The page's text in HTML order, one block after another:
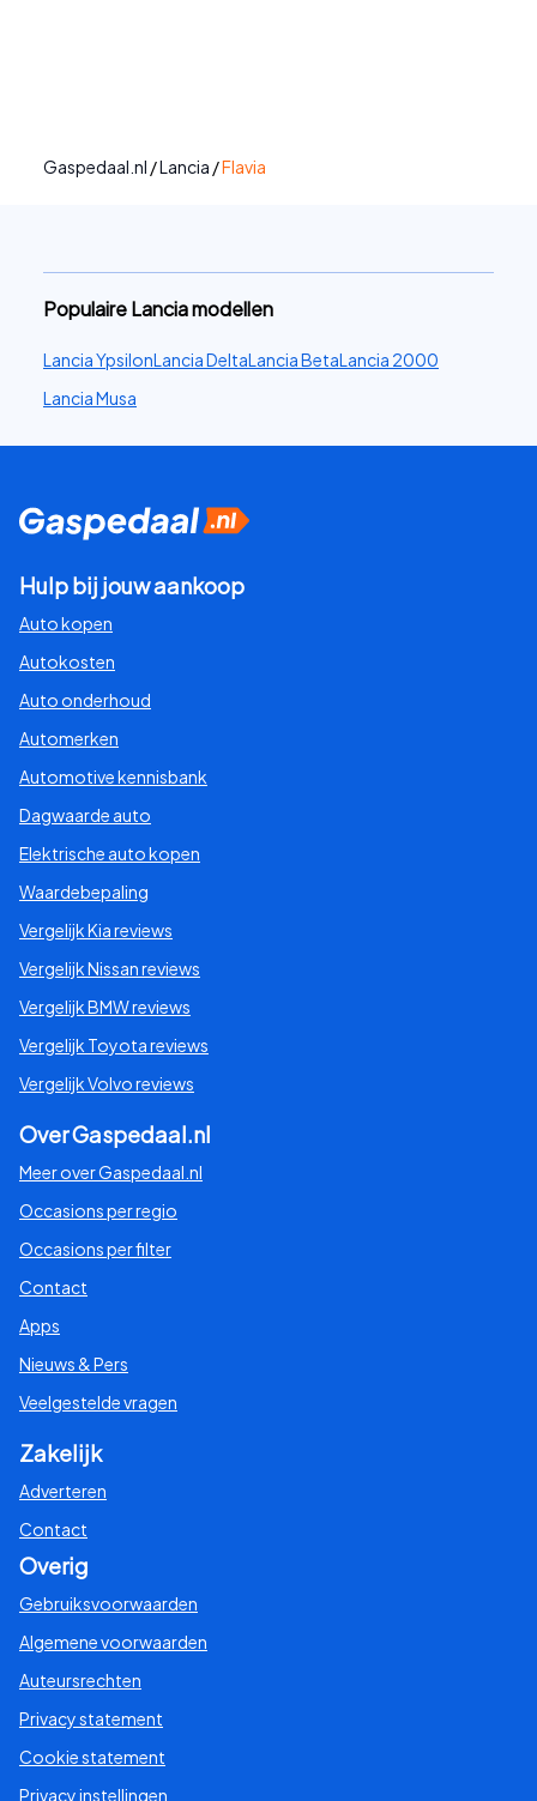
Gaspedaal.nl /Lancia /Flavia
Populaire Lancia modellen
Lancia YpsilonLancia DeltaLancia BetaLancia 2000
Lancia Musa
Hulp bij jouw aankoop
Auto kopen
Autokosten
Auto onderhoud
Automerken
Automotive kennisbank
Dagwaarde auto
Elektrische auto kopen
Waardebepaling
Vergelijk Kia reviews
Vergelijk Nissan reviews
Vergelijk BMW reviews
Vergelijk Toyota reviews
Vergelijk Volvo reviews
Over Gaspedaal.nl
Meer over Gaspedaal.nl
Occasions per regio
Occasions per filter
Contact
Apps
Nieuws & Pers
Veelgestelde vragen
Zakelijk
Adverteren
Contact
Overig
Gebruiksvoorwaarden
Algemene voorwaarden
Auteursrechten
Privacy statement
Cookie statement
Privacy instellingen